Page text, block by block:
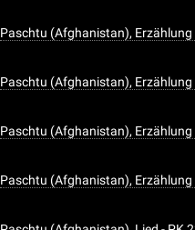
Paschtu (Afghanistan), Erzählung
Paschtu (Afghanistan), Erzählung
Paschtu (Afghanistan), Erzählung
Paschtu (Afghanistan), Erzählung